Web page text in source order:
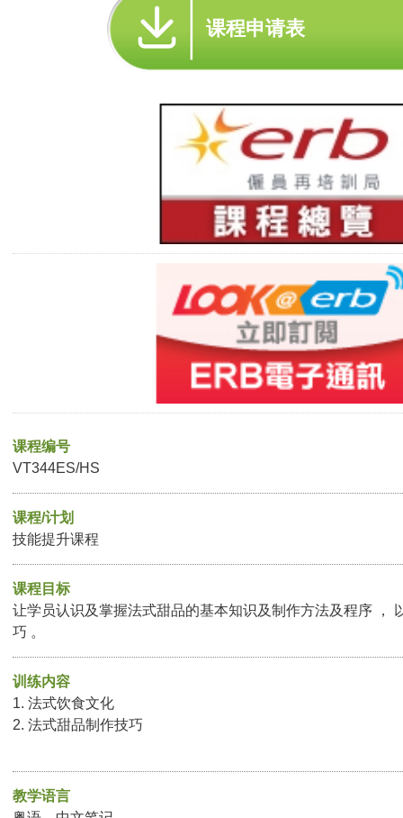
课程申请表
课程编号
VT344ES/HS
课程/计划
技能提升课程
课程目标
让学员认识及掌握法式甜品的基本知识及制作方法及程序 ，
巧 。
训练内容
1. 法式饮食文化
2. 法式甜品制作技巧
教学语言